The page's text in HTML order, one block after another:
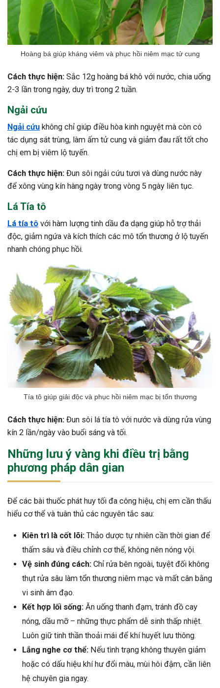
Hoàng bá giúp kháng viêm và phục hồi niêm mạc tử cung
Cách thực hiện: Sắc 12g hoàng bá khô với nước, chia uống
2-3 lần trong ngày, duy trì trong 2 tuần.
Ngải cứu
Ngải cứu không chỉ giúp điều hòa kinh nguyệt mà còn có
tác dụng sát trùng, làm ấm tử cung và giảm đau rất tốt cho
chị em bị viêm lộ tuyến.
Cách thực hiện: Đun sôi ngải cứu tươi và dùng nước này
để xông vùng kín hàng ngày trong vòng 5 ngày liên tục.
Lá Tía tô
Lá tía tô với hàm lượng tinh dầu đa dạng giúp hỗ trợ thải
độc, giảm ngứa và kích thích các mô tổn thương ở lộ tuyến
nhanh chóng phục hồi.
Tía tô giúp giải độc và phục hồi niêm mạc bị tổn thương
Cách thực hiện: Đun sôi lá tía tô với nước và dùng rửa vùng
kín 2 lần/ngày vào buổi sáng và tối.
Những lưu ý vàng khi điều trị bằng
phương pháp dân gian
Để các bài thuốc phát huy tối đa công hiệu, chị em cần thấu
hiểu cơ thể và tuân thủ các nguyên tắc sau:
Kiên trì là cốt lõi: Thảo dược tự nhiên cần thời gian để
thấm sâu và điều chỉnh cơ thể, không nên nóng vội.
Vệ sinh đúng cách: Chỉ rửa bên ngoài, tuyệt đối không
thụt rửa sâu làm tổn thương niêm mạc và mất cân bằng
vi sinh âm đạo.
Kết hợp lối sống: Ăn uống thanh đạm, tránh đồ cay
nóng, dầu mỡ – những thực phẩm dễ sinh thấp nhiệt.
Luôn giữ tinh thần thoải mái để khí huyết lưu thông.
Lắng nghe cơ thể: Nếu tình trạng không thuyên giảm
hoặc có dấu hiệu khí hư đổi màu, mùi hôi đậm, cần liên
hệ chuyên gia ngay.